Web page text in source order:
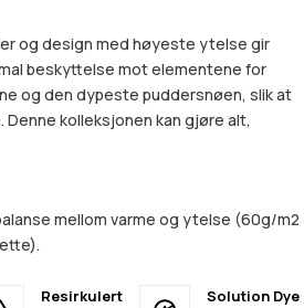
og design med høyeste ytelse gir
beskyttelse mot elementene for
og den dypeste puddersnøen, slik at
kolleksjonen kan gjøre alt,
mellom varme og ytelse (60g/m2
Resirkulert
Solution Dye